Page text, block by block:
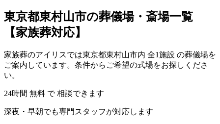
東京都東村山市の葬儀場・斎場一覧
【家族葬対応】
家族葬のアイリスでは東京都東村山市内 全1施設 の葬儀場を
ご案内しています。条件からご希望の式場をお探しくださ
い。
24時間 無料 で 相談できます
深夜・早朝でも専門スタッフが対応します